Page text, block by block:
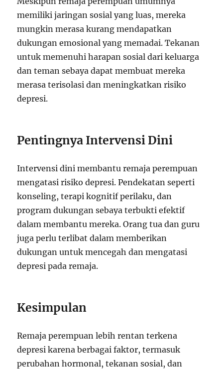
memiliki jaringan sosial yang luas, mereka
mungkin merasa kurang mendapatkan
dukungan emosional yang memadai. Tekanan
untuk memenuhi harapan sosial dari keluarga
dan teman sebaya dapat membuat mereka
merasa terisolasi dan meningkatkan risiko
depresi.
Pentingnya Intervensi Dini
Intervensi dini membantu remaja perempuan
mengatasi risiko depresi. Pendekatan seperti
konseling, terapi kognitif perilaku, dan
program dukungan sebaya terbukti efektif
dalam membantu mereka. Orang tua dan guru
juga perlu terlibat dalam memberikan
dukungan untuk mencegah dan mengatasi
depresi pada remaja.
Kesimpulan
Remaja perempuan lebih rentan terkena
depresi karena berbagai faktor, termasuk
perubahan hormonal, tekanan sosial, dan